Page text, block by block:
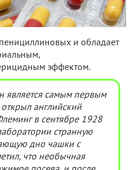
пенициллиновых и обладает
эффектом.
является самым первым
английский
в сентябре 1928
странную
дно чашки с
что необычная